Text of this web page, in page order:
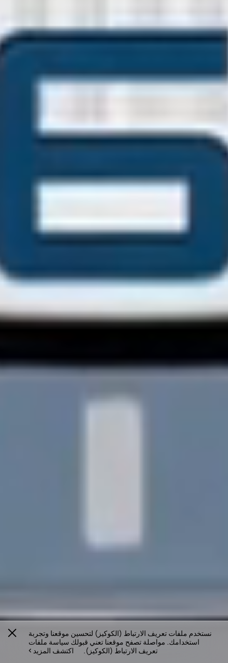
نستخدم ملفات تعريف الارتباط (الكوكيز) لتحسين موقعنا وتجربة
استخدامك. مواصلة تصفح موقعنا تعني قبولك سياسة ملفات
تعريف الارتباط (الكوكيز).
اكتشف المزيد